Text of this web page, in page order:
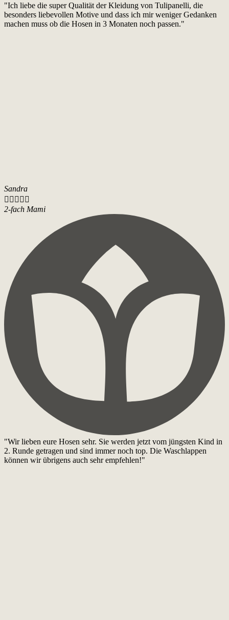
"Ich liebe die super Qualität der Kleidung von Tulipanelli, die
besonders liebevollen Motive und dass ich mir weniger Gedanken
machen muss ob die Hosen in 3 Monaten noch passen."
Sandra
    
2-fach Mami
"Wir lieben eure Hosen sehr. Sie werden jetzt vom jüngsten Kind in
2. Runde getragen und sind immer noch top. Die Waschlappen
können wir übrigens auch sehr empfehlen!"